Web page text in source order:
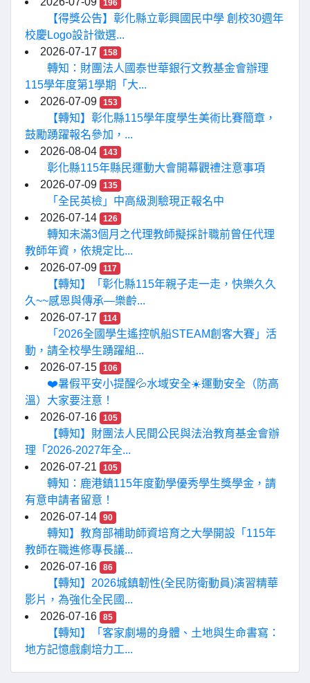
196
【得獎公告】彰化縣立彰興國民中學 創校30週年
校慶Logo設計徵選...
2026-07-17
158
轉知：財團法人國泰世華銀行文教基金會辦理
115學年度第1學期「大...
2026-07-09
153
【轉知】彰化縣115學年度學生美術比賽簡章，
鼓勵踴躍報名參加，...
2026-08-04
143
彰化縣115年縣民運動大會開幕觀禮注意事項
2026-07-09
135
「全民英檢」中高級測驗現正報名中
2026-07-14
126
轉知未滿3個月之代理教師擬採計職前曾任代理
教師年資，依規定比...
2026-07-09
117
【轉知】「彰化縣115年親子走一走，快樂久久
久~~感恩與傳承—樂齡...
2026-07-17
114
「2026全國學生遙控帆船STEAM創客大賽」活
動，請全校學生踴躍組...
2026-07-15
106
❤️暑假平安小提醒💦水域安全☀️運動安全（防高
溫）大家要注意！
2026-07-16
105
【轉知】財團法人民間公民與法治教育基金會辦
理「2026-2027年全...
2026-07-21
105
轉知：鹿港鎮115年度勤學優秀學生獎學金，請
有意申請者留意！
2026-07-14
90
轉知】教育部補助師資培育之大學開設「115年
教師在職進修專長議...
2026-07-16
86
【轉知】2026城鎮韌性(全民防衛動員)演習精華
影片，為強化全民國...
2026-07-16
85
【轉知】「客家劇場的身體、土地與生命書寫：
地方記憶戲劇培力工...